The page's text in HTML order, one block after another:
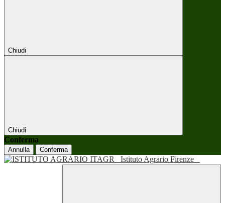
Chiudi
Chiudi
Conferma
Annulla Conferma
Istituto Agrario Firenze